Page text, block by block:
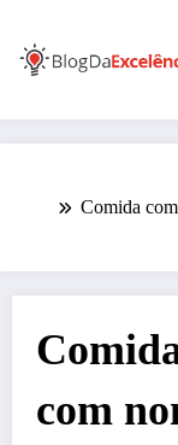
para
conteúdo
Comida
com